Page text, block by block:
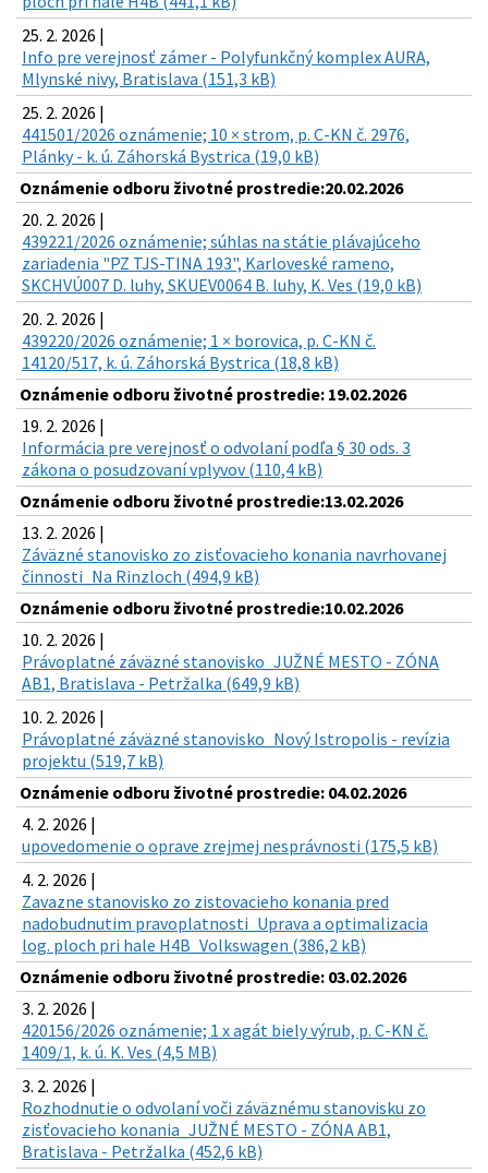
25. 2. 2026 |
Info pre verejnosť zámer - Polyfunkčný komplex AURA,
Mlynské nivy, Bratislava (151,3 kB)
25. 2. 2026 |
441501/2026 oznámenie; 10 × strom, p. C-KN č. 2976,
Plánky - k. ú. Záhorská Bystrica (19,0 kB)
Oznámenie odboru životné prostredie:20.02.2026
20. 2. 2026 |
439221/2026 oznámenie; súhlas na státie plávajúceho
zariadenia "PZ TJS-TINA 193", Karloveské rameno,
SKCHVÚ007 D. luhy, SKUEV0064 B. luhy, K. Ves (19,0 kB)
20. 2. 2026 |
439220/2026 oznámenie; 1 × borovica, p. C-KN č.
14120/517, k. ú. Záhorská Bystrica (18,8 kB)
Oznámenie odboru životné prostredie: 19.02.2026
19. 2. 2026 |
Informácia pre verejnosť o odvolaní podľa § 30 ods. 3
zákona o posudzovaní vplyvov (110,4 kB)
Oznámenie odboru životné prostredie:13.02.2026
13. 2. 2026 |
Záväzné stanovisko zo zisťovacieho konania navrhovanej
činnosti_Na Rinzloch (494,9 kB)
Oznámenie odboru životné prostredie:10.02.2026
10. 2. 2026 |
Právoplatné záväzné stanovisko_JUŽNÉ MESTO - ZÓNA
AB1, Bratislava - Petržalka (649,9 kB)
10. 2. 2026 |
Právoplatné záväzné stanovisko_Nový Istropolis - revízia
projektu (519,7 kB)
Oznámenie odboru životné prostredie: 04.02.2026
4. 2. 2026 |
upovedomenie o oprave zrejmej nesprávnosti (175,5 kB)
4. 2. 2026 |
Zavazne stanovisko zo zistovacieho konania pred
nadobudnutim pravoplatnosti_Uprava a optimalizacia
log. ploch pri hale H4B_Volkswagen (386,2 kB)
Oznámenie odboru životné prostredie: 03.02.2026
3. 2. 2026 |
420156/2026 oznámenie; 1 x agát biely výrub, p. C-KN č.
1409/1, k. ú. K. Ves (4,5 MB)
3. 2. 2026 |
Rozhodnutie o odvolaní voči záväznému stanovisku zo
zisťovacieho konania_JUŽNÉ MESTO - ZÓNA AB1,
Bratislava - Petržalka (452,6 kB)